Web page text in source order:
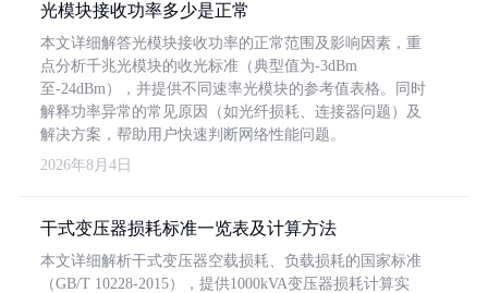
光模块接收功率多少是正常
本文详细解答光模块接收功率的正常范围及影响因素，重
点分析千兆光模块的收光标准（典型值为-3dBm
至-24dBm），并提供不同速率光模块的参考值表格。同时
解释功率异常的常见原因（如光纤损耗、连接器问题）及
解决方案，帮助用户快速判断网络性能问题。
2026年8月4日
干式变压器损耗标准一览表及计算方法
本文详细解析干式变压器空载损耗、负载损耗的国家标准
（GB/T 10228-2015），提供1000kVA变压器损耗计算实